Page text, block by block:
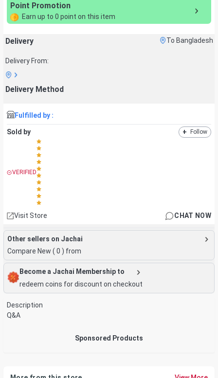
Point Promotion
Earn up to 0 point on this item
Delivery To Bangladesh
Delivery From:
Delivery Method
Fulfilled by :
Sold by + Follow
VERIFIED
Visit Store CHAT NOW
Other sellers on Jachai
Compare New ( 0 ) from
Become a Jachai Membership to
redeem coins for discount on checkout
Description
Q&A
Sponsored Products